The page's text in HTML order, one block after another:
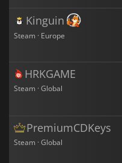
Kinguin
Steam · Europe
HRKGAME
Steam · Global
PremiumCDKeys
Steam · Global